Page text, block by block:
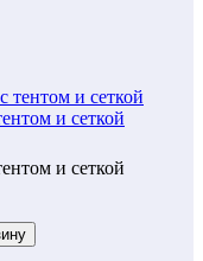
и сеткой
и сеткой